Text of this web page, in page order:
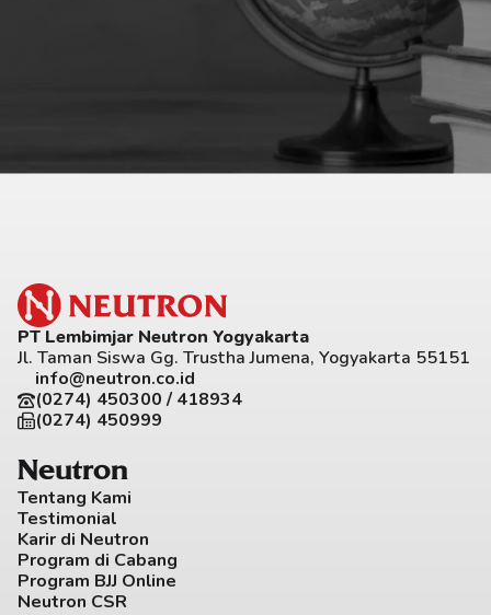
PT Lembimjar Neutron Yogyakarta
Jl. Taman Siswa Gg. Trustha Jumena, Yogyakarta 55151
info@neutron.co.id
(0274) 450300 / 418934
(0274) 450999
Neutron
Tentang Kami
Testimonial
Karir di Neutron
Program di Cabang
Program BJJ Online
Neutron CSR